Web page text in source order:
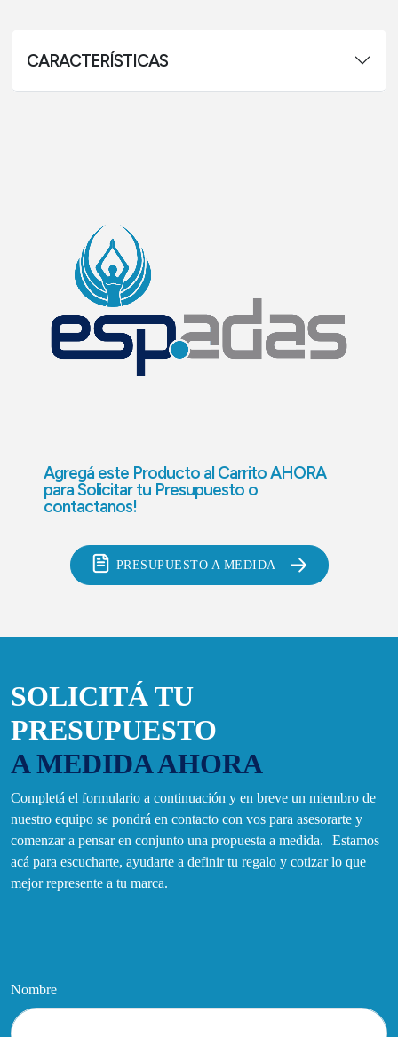
CARACTERÍSTICAS
Agregá este Producto al Carrito AHORA
paraSolicitar tu Presupuesto o
contactanos!
PRESUPUESTO A MEDIDA
SOLICITÁ TU
PRESUPUESTO
A MEDIDA AHORA
Completá el formulario a continuación y en breve un miembro de
nuestro equipo se pondrá en contacto con vos para asesorarte y
comenzar a pensar en conjunto una propuesta a medida. Estamos
acá para escucharte, ayudarte a definir tu regalo y cotizar lo que
mejor represente a tu marca.
Nombre